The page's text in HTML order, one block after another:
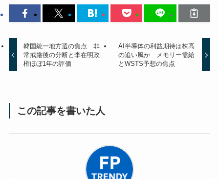
韓国統一地方選の焦点 非
常戒厳後の分断と李在明政
権ほぼ1年の評価
AI半導体の利益期待は株高
の追い風か メモリー需給
とWSTS予想の焦点
この記事を書いた人